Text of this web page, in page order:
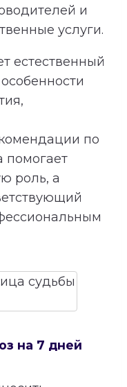
и
услуги.
естественный
по
помогает
роль, а
на 7 дней